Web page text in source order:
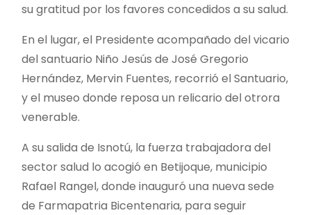
su gratitud por los favores concedidos a su salud.
En el lugar, el Presidente acompañado del vicario
del santuario Niño Jesús de José Gregorio
Hernández, Mervin Fuentes, recorrió el Santuario,
y el museo donde reposa un relicario del otrora
venerable.
A su salida de Isnotú, la fuerza trabajadora del
sector salud lo acogió en Betijoque, municipio
Rafael Rangel, donde inauguró una nueva sede
de Farmapatria Bicentenaria, para seguir